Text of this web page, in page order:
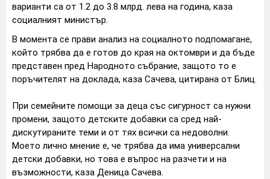
варианти са от 1.2 до 3.8 млрд. лева на година, каза
социалният министър.
В момента се прави анализ на социалното подпомагане,
който трябва да е готов до края на октомври и да бъде
представен пред Народното събрание, защото то е
поръчителят на доклада, каза Сачева, цитирана от Блиц.
При семейните помощи за деца със сигурност са нужни
промени, защото детските добавки са сред най-
дискутираните теми и от тях всички са недоволни.
Моето лично мнение е, че трябва да има универсални
детски добавки, но това е въпрос на разчети и на
възможности, каза Деница Сачева.